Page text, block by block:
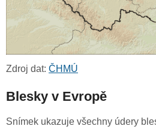
Zdroj dat: ČHMÚ
Blesky v Evropě
Snímek ukazuje všechny údery